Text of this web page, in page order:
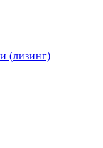
(лизинг)